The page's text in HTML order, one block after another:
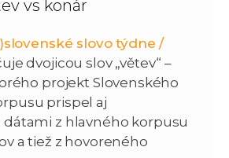
vs konár
slovo týdne /
dvojicou slov „větev“ –
projekt Slovenského
prispel aj
z hlavného korpusu
a tiež z hovoreného